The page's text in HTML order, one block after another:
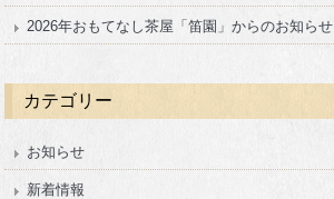
2026年おもてなし茶屋「笛園」からのお知らせ
カテゴリー
お知らせ
新着情報